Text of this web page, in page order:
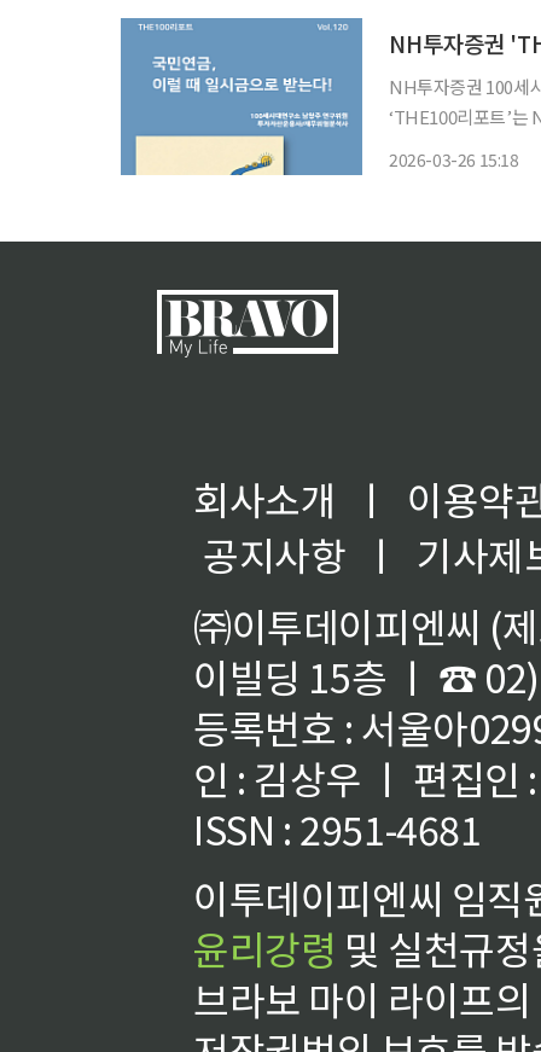
NH투자증권
NH투자증권 100세
‘THE100리포트’는
2026-03-26 15:18
회사소개 ㅣ
이용약
공지사항
ㅣ
기사제
㈜이투데이피엔씨 (
이빌딩 15층 ㅣ ☎
등록번호 : 서울아
인 : 김상우 ㅣ 편집인
ISSN : 2951-4681
이투데이피엔씨 임
윤리강령 및 실천규
브라보 마이 라이프